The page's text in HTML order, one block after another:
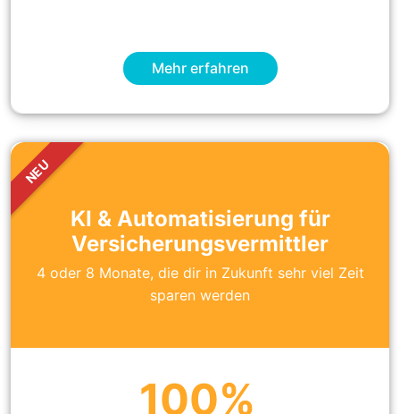
Mehr erfahren
NEU
KI & Automatisierung für
Versicherungsvermittler
4 oder 8 Monate, die dir in Zukunft sehr viel Zeit
sparen werden
100%